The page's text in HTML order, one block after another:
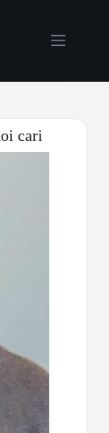
cari